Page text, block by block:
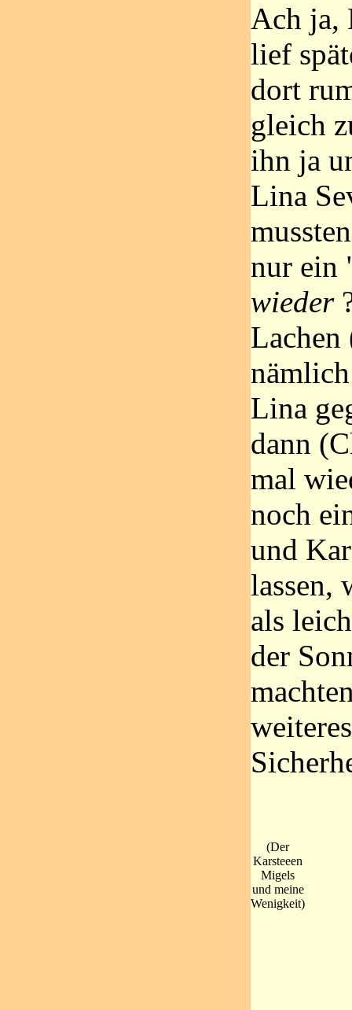
Ach ja,
lief
dort
gleich
ihn ja
Lina
nur ein
wieder
Lina
dann
mal
noch
und
lassen,
als
der
(Der
Karsteeen
Migels
und meine
Wenigkeit)